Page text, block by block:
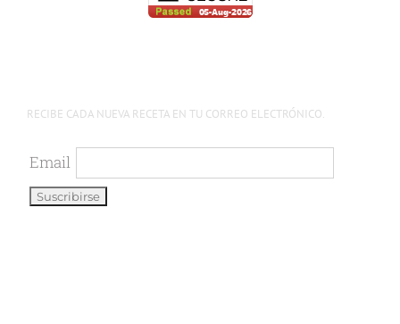
RECIBE CADA NUEVA RECETA EN TU CORREO ELECTRÓNICO.
Email